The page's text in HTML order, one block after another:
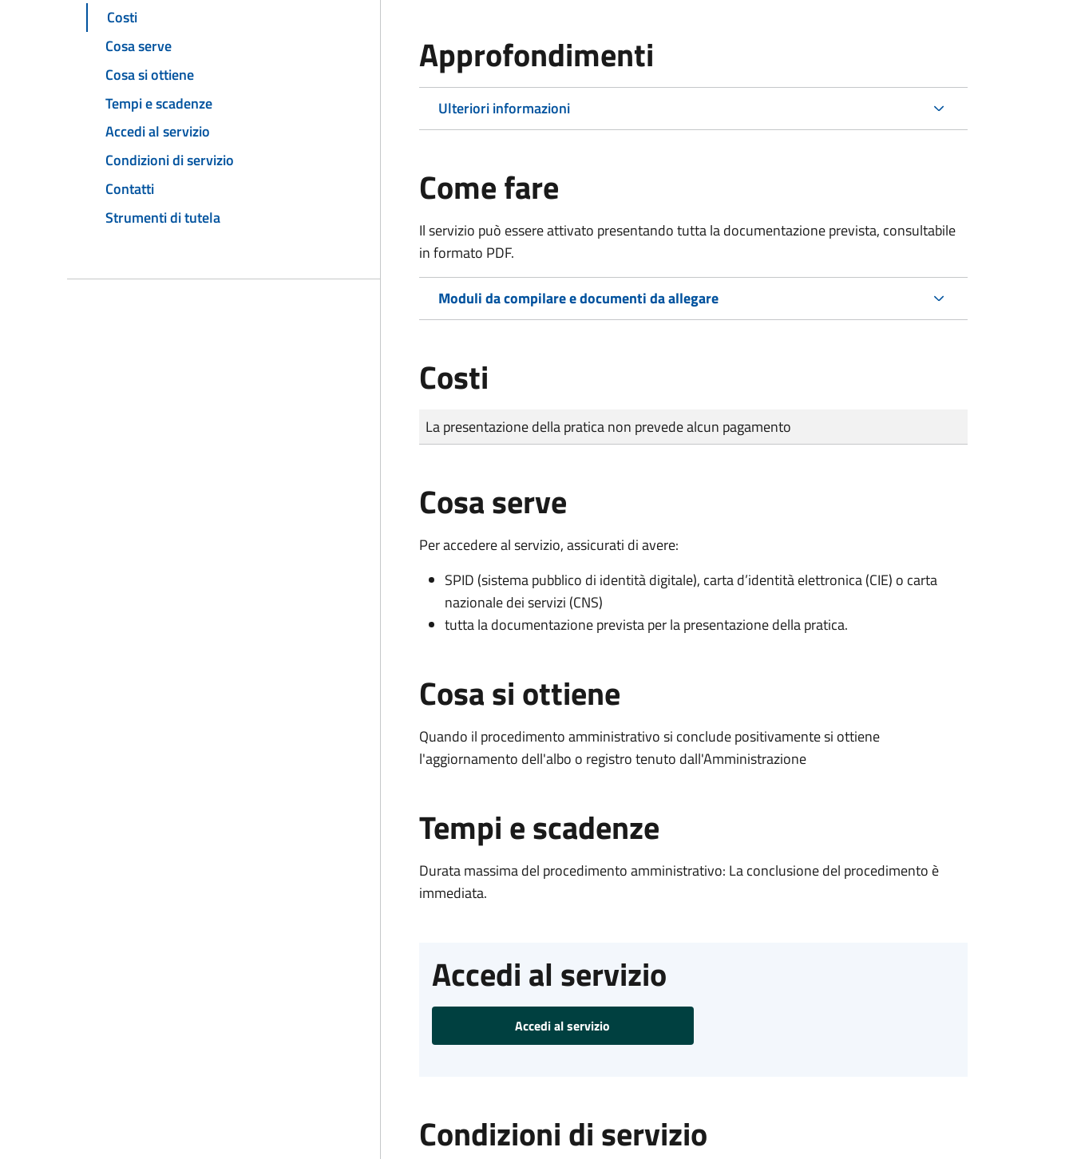
Costi
Cosa serve
Cosa si ottiene
Tempi e scadenze
Accedi al servizio
Condizioni di servizio
Contatti
Strumenti di tutela
Approfondimenti
Ulteriori informazioni
Come fare
Il servizio può essere attivato presentando tutta la documentazione prevista, consultabile
in formato PDF.
Moduli da compilare e documenti da allegare
Costi
Tipo di pagamento
Importo
La presentazione della pratica non prevede alcun pagamento
Cosa serve
Per accedere al servizio, assicurati di avere:
SPID (sistema pubblico di identità digitale), carta d’identità elettronica (CIE) o carta
nazionale dei servizi (CNS)
tutta la documentazione prevista per la presentazione della pratica.
Cosa si ottiene
Quando il procedimento amministrativo si conclude positivamente si ottiene
l'aggiornamento dell'albo o registro tenuto dall'Amministrazione
Tempi e scadenze
Durata massima del procedimento amministrativo: La conclusione del procedimento è
immediata.
Accedi al servizio
Accedi al servizio
Condizioni di servizio